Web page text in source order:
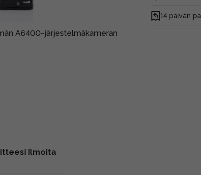
A6400-järjestelmäkameran
14 päivän
Ilmoita